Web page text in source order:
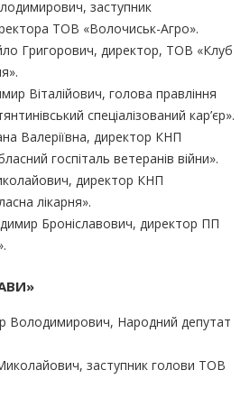
заступник
ТОВ «Волочиськ-Агро».
Григорович, директор, ТОВ «Клуб
Віталійович, голова правління
спеціалізований кар’єр».
Валеріївна, директор КНП
госпіталь ветеранів війни».
директор КНП
лікарня».
Броніславович, директор ПП
Володимирович, Народний депутат
заступник голови ТОВ